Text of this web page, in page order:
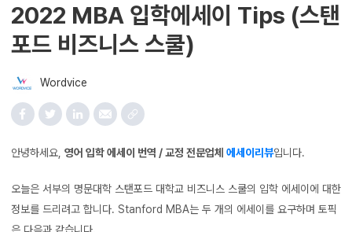
2022 MBA 입학에세이 Tips (스탠
포드 비즈니스 스쿨)
Wordvice
안녕하세요, 영어 입학 에세이 번역 / 교정 전문업체 에세이리뷰입니다.
오늘은 서부의 명문대학 스탠포드 대학교 비즈니스 스쿨의 입학 에세이에 대한
정보를 드리려고 합니다. Stanford MBA는 두 개의 에세이를 요구하며 토픽
은 다음과 같습니다.